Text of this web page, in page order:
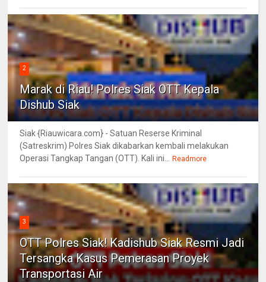
2
Marak di Riau! Polres Siak OTT Kepala
Dishub Siak
Siak {Riauwicara.com} - Satuan Reserse Kriminal
(Satreskrim) Polres Siak dikabarkan kembali melakukan
Operasi Tangkap Tangan (OTT). Kali ini...
Readmore
3
OTT Polres Siak! Kadishub Siak Resmi Jadi
Tersangka Kasus Pemerasan Proyek
Transportasi Air